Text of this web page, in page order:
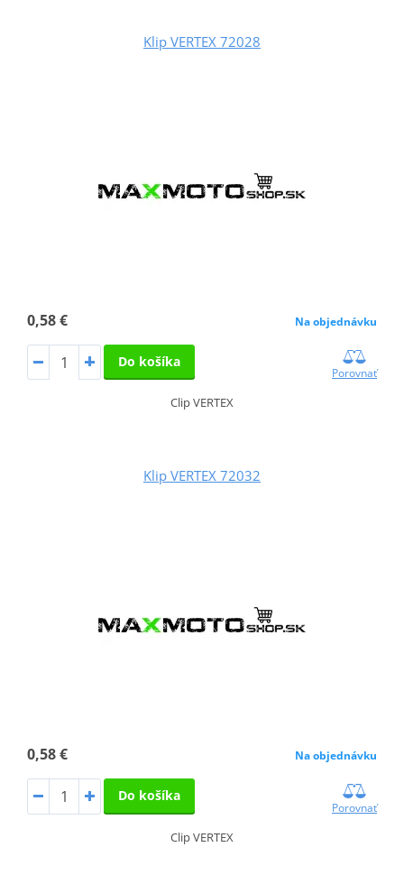
Klip VERTEX 72028
0,58 € Na objednávku
Do košíka
Porovnať
Clip VERTEX
Klip VERTEX 72032
0,58 € Na objednávku
Do košíka
Porovnať
Clip VERTEX